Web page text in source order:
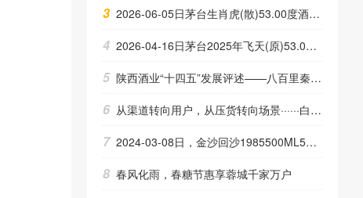
3 2026-06-05日茅台生肖虎(散)53.00度酒价格为2,350一瓶，上涨 20元
4 2026-04-16日茅台2025年飞天(原)53.00度酒价格为1,675一瓶，上涨 25元
5 陕西酒业“十四五”发展评述——八百里秦川的千年酒香，何以渐成往事？
6 从渠道转向用户，从压货转向场景······白酒业的电商该这么搞？
7 2024-03-08日，金沙回沙1985500ML53.00度酒每瓶的价格是多少呢？
8 春风化雨，春糖节惠享蓉城千家万户